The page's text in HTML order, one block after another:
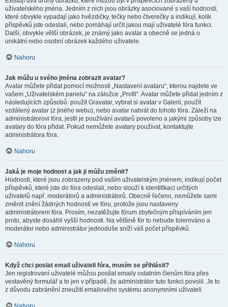
uživatelského jména. Jedním z nich jsou obrázky asociované s vaší hodností,
které obvykle vypadají jako hvězdičky, tečky nebo čtverečky a indikují, kolik
příspěvků jste odeslali, nebo pomáhají určit jakou mají uživatelé fóra funkci.
Další, obvykle větší obrázek, je známý jako avatar a obecně se jedná o
unikátní nebo osobní obrázek každého uživatele.
Nahoru
Jak můžu u svého jména zobrazit avatar?
Avatar můžete přidat pomocí možnosti „Nastavení avataru“, kterou najdete ve
vašem „Uživatelském panelu“ na záložce „Profil“. Avatar můžete přidat jedním z
následujících způsobů: použít Gravatar, vybrat si avatar v Galerii, použít
vzdálený avatar (z jiného webu), nebo avatar nahrát do tohoto fóra. Záleží na
administrátorovi fóra, jestli je používání avatarů povoleno a jakými způsoby lze
avatary do fóra přidat. Pokud nemůžete avatary používat, kontaktujte
administrátora fóra.
Nahoru
Jaká je moje hodnost a jak ji můžu změnit?
Hodnosti, které jsou zobrazeny pod vaším uživatelským jménem, indikují počet
příspěvků, které jste do fóra odeslali, nebo slouží k identifikaci určitých
uživatelů např. moderátorů a administrátorů. Obecně řečeno, nemůžete sami
změnit znění žádných hodností ve fóru, protože jsou nastaveny
administrátorem fóra. Prosím, nezatěžujte fórum zbytečným přispíváním jen
proto, abyste dosáhli vyšší hodnosti. Na většině fór to nebude tolerováno a
moderátor nebo administrátor jednoduše sníží váš počet příspěvků.
Nahoru
Když chci poslat email uživateli fóra, musím se přihlásit?
Jen registrovaní uživatelé můžou posílat emaily ostatním členům fóra přes
vestavěný formulář a to jen v případě, že administrátor tuto funkci povolil. Je to
z důvodu zabránění zneužití emailového systému anonymními uživateli.